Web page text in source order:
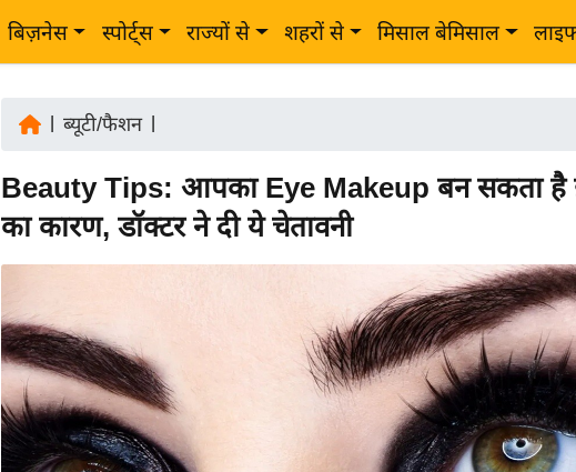
बिज़नेस स्पोर्ट्स राज्यों से शहरों से मिसाल बेमिसाल
ब्यूटी/फैशन|
Beauty Tips: आपका Eye Makeup बन सकता है
का कारण, डॉक्टर ने दी ये चेतावनी